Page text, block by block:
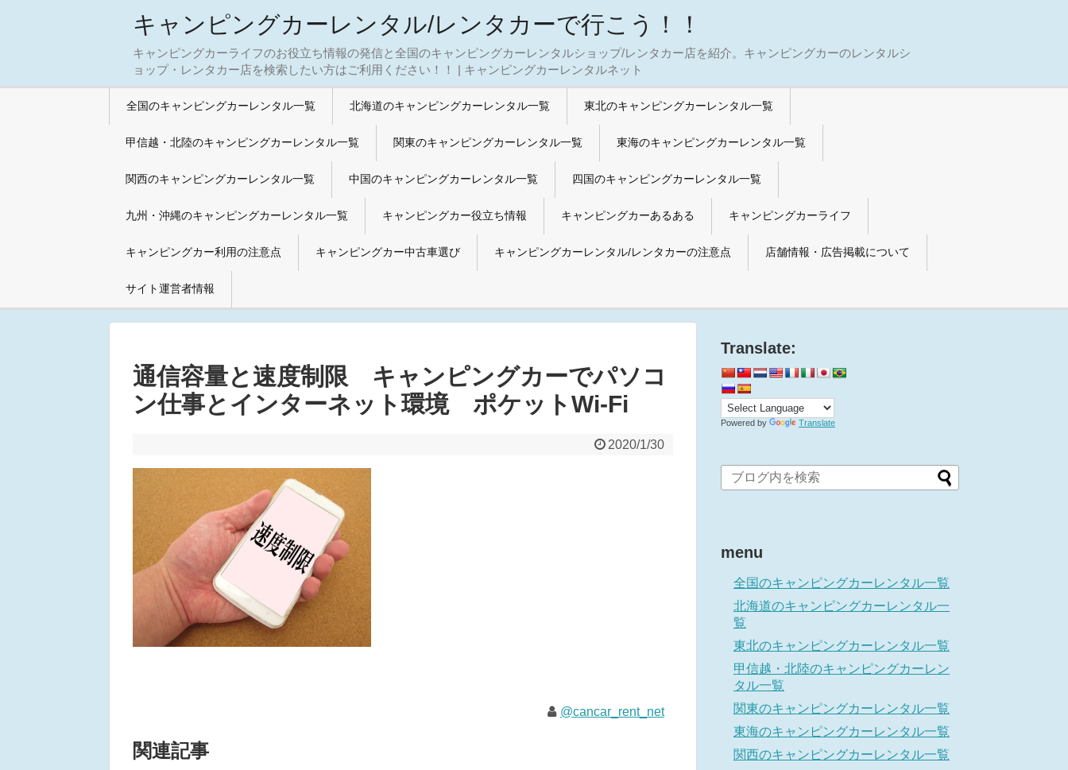
キャンピングカーレンタル/レンタカーで行こう！！
キャンピングカーライフのお役立ち情報の発信と全国のキャンピングカーレンタルショップ/レンタカー店を紹介。キャンピングカーのレンタルシ
ョップ・レンタカー店を検索したい方はご利用ください！！ | キャンピングカーレンタルネット
全国のキャンピングカーレンタル一覧 北海道のキャンピングカーレンタル一覧 東北のキャンピングカーレンタル一覧
甲信越・北陸のキャンピングカーレンタル一覧 関東のキャンピングカーレンタル一覧 東海のキャンピングカーレンタル一覧
関西のキャンピングカーレンタル一覧 中国のキャンピングカーレンタル一覧 四国のキャンピングカーレンタル一覧
九州・沖縄のキャンピングカーレンタル一覧 キャンピングカー役立ち情報 キャンピングカーあるある キャンピングカーライフ
キャンピングカー利用の注意点 キャンピングカー中古車選び キャンピングカーレンタル/レンタカーの注意点 店舗情報・広告掲載について
サイト運営者情報
通信容量と速度制限 キャンピングカーでパソコ
ン仕事とインターネット環境 ポケットWi-Fi
2020/1/30
@cancar_rent_net
関連記事
Translate:
Powered by Translate
menu
全国のキャンピングカーレンタル一覧
北海道のキャンピングカーレンタル一
覧
東北のキャンピングカーレンタル一覧
甲信越・北陸のキャンピングカーレン
タル一覧
関東のキャンピングカーレンタル一覧
東海のキャンピングカーレンタル一覧
関西のキャンピングカーレンタル一覧